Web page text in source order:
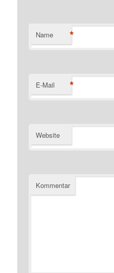
Name *
E-Mail *
Website
Kommentar